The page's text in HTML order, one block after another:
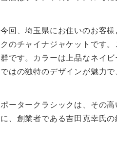
今回、埼玉県にお住いのお客
クのチャイナジャケットです
群です。カラーは上品なネイ
ではの独特のデザインが魅力
ポータークラシックは、その
に、創業者である吉田克幸氏